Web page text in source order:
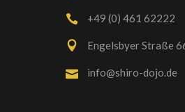
+49 (0) 461 62222
Engelsbyer Straße
info@shiro-dojo.de